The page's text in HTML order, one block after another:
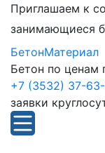
Приглашаем к
занимающиеся
БетонМатериал
Бетон по ценам
+7 (3532) 37-
заявки